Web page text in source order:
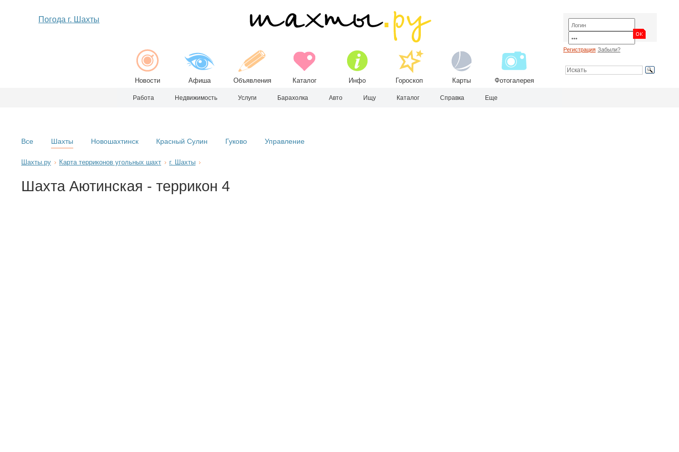
Погода г. Шахты
Новости Афиша Объявления Каталог Инфо Гороскоп Карты Фотогалерея
Регистрация Забыли?
Работа Недвижимость Услуги Барахолка Авто Ищу Каталог Справка Еще
Все Шахты Новошахтинск Красный Сулин Гуково Управление
Шахты.ру Карта терриконов угольных шахт г. Шахты
Шахта Аютинская - террикон 4